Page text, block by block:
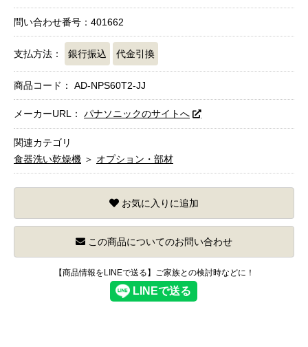
問い合わせ番号：401662
支払方法： 銀行振込 代金引換
商品コード： AD-NPS60T2-JJ
メーカーURL： パナソニックのサイトへ
関連カテゴリ
食器洗い乾燥機 ＞ オプション・部材
お気に入りに追加
この商品についてのお問い合わせ
【商品情報をLINEで送る】ご家族との検討時などに！